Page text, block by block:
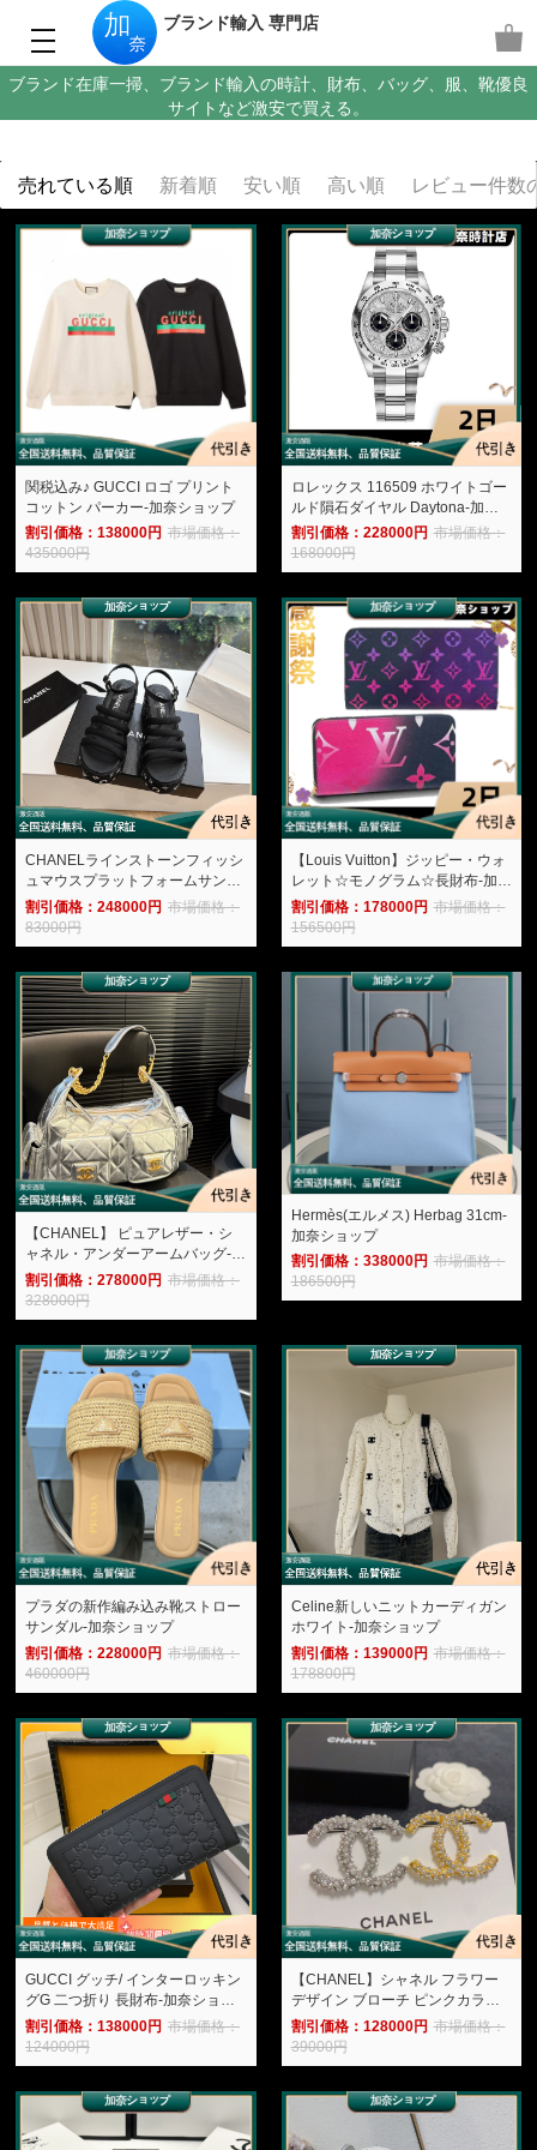
ブランド輸入 専門店
ブランド在庫一掃、ブランド輸入の時計、財布、バッグ、服、靴優良
サイトなど激安で買える。
売れている順 新着順 安い順 高い順 レビュー件数
関税込み♪ GUCCI ロゴ プリント
コットン パーカー-加奈ショップ
割引価格：138000円 市場価格：
435000円
ロレックス 116509 ホワイトゴー
ルド隕石ダイヤル Daytona-加奈
ショップ
割引価格：228000円 市場価格：
168000円
CHANELラインストーンフィッシ
ュマウスプラットフォームサンダ
ル-加奈ショップ
割引価格：248000円 市場価格：
83000円
【Louis Vuitton】ジッピー・ウォ
レット☆モノグラム☆長財布-加奈
ショップ
割引価格：178000円 市場価格：
156500円
【CHANEL】 ピュアレザー・シ
ャネル・アンダーアームバッグ-加
奈ショップ
割引価格：278000円 市場価格：
328000円
Hermès(エルメス) Herbag 31cm-
加奈ショップ
割引価格：338000円 市場価格：
186500円
プラダの新作編み込み靴ストロー
サンダル-加奈ショップ
割引価格：228000円 市場価格：
460000円
Celine新しいニットカーディガン
ホワイト-加奈ショップ
割引価格：139000円 市場価格：
178800円
GUCCI グッチ/ インターロッキン
グG 二つ折り 長財布-加奈ショッ
プ
割引価格：138000円 市場価格：
124000円
【CHANEL】シャネル フラワー
デザイン ブローチ ピンクカラー
のエレガントアクセサリー -加奈
ショップ
割引価格：128000円 市場価格：
39000円